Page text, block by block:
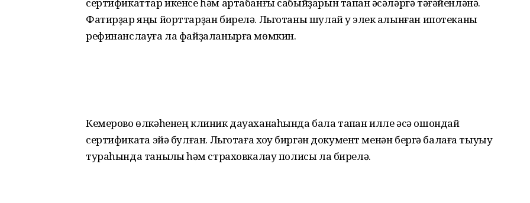
Фатирҙар яңы йорттарҙан бирелә. Льготаны шулай уҡ элек алынған ипотеканы
рефинанслауға ла файҙаланырға мөмкин.
Кемерово өлкәһенең клиник дауаханаһында бала тапҡан илле әсә ошондай
сертификатҡа эйә булған. Льготаға хоҡуҡ биргән документ менән бергә балаға тыуыу
тураһында таныҡлыҡ һәм страховкалау полисы ла бирелә.